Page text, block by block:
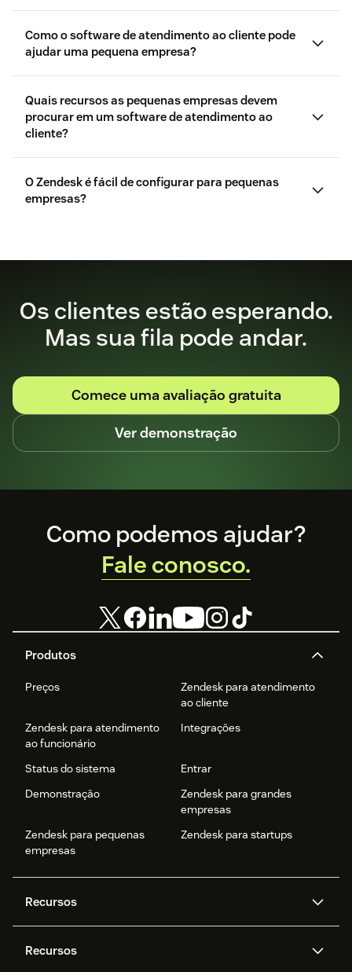
entrar em contato com a gente
Como o software de atendimento ao cliente pode
ajudar uma pequena empresa?
se qualifica
Quais recursos as pequenas empresas devem
procurar em um software de atendimento ao
cliente?
Central de ajuda da
Zendesk treinamento gratuito sob demanda
você
O Zendesk é fácil de configurar para pequenas
empresas?
entrar em contato com a gente
Os clientes estão esperando.
Mas sua fila pode andar.
Comece uma avaliação gratuita
Ver demonstração
Footer
Produtos
Preços
Zendesk para atendimento
ao cliente
Zendesk para atendimento
ao funcionário
Integrações
Status do sistema
Entrar
Demonstração
Zendesk para grandes
empresas
Zendesk para pequenas
empresas
Zendesk para startups
Recursos
Zendesk AI
Mensagens e chat em tempo
Recursos
Como podemos ajudar?
Fale conosco.